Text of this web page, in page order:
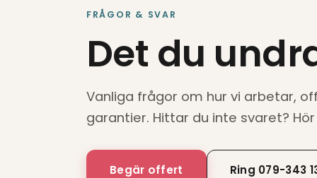
FRÅGOR & SVAR
Det du
Vanliga frågor om hur vi arbetar,
garantier. Hittar du inte svaret?
Begär offert Ring 079-343